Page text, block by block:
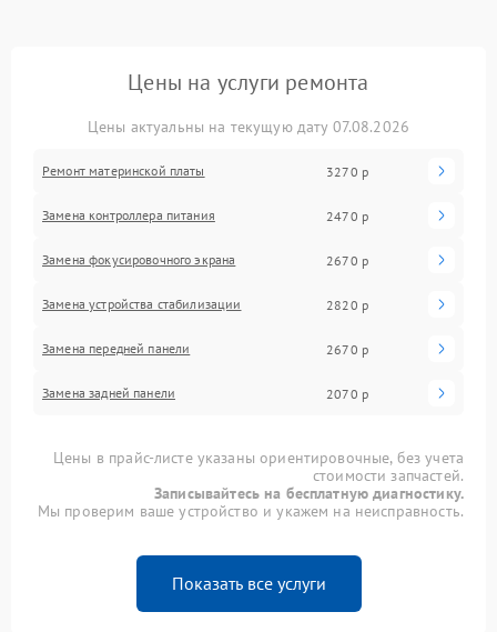
Цены на услуги ремонта
Цены актуальны на текущую дату 07.08.2026
Ремонт материнской платы 3270 р
Замена контроллера питания 2470 р
Замена фокусировочного экрана 2670 р
Замена устройства стабилизации 2820 р
Замена передней панели 2670 р
Замена задней панели 2070 р
Цены в прайс-листе указаны ориентировочные, без учета
стоимости запчастей.
Записывайтесь на бесплатную диагностику.
Мы проверим ваше устройство и укажем на неисправность.
Показать все услуги